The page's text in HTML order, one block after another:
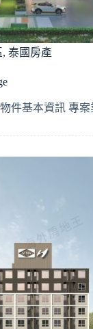
, 泰國房產
件基本資訊 專